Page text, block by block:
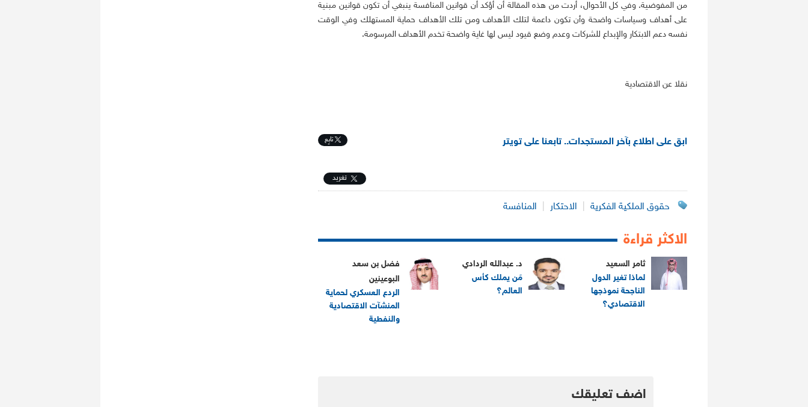
من المفوضية. وفي كل الأحوال، أردت من هذه المقالة أن أؤكد أن قوانين المنافسة ينبغي أن تكون قوانين مبنية
على أهداف وسياسات واضحة وأن تكون داعمة لتلك الأهداف ومن تلك الأهداف حماية المستهلك وفي الوقت
نفسه دعم الابتكار والإبداع للشركات وعدم وضع قيود ليس لها غاية واضحة تخدم الأهداف المرسومة.
نقلا عن الاقتصادية
ابق على اطلاع بآخر المستجدات.. تابعنا على تويتر تابِع
تغريد
حقوق الملكية الفكرية الاحتكار المنافسة
الاكثر قراءة
ثامر السعيد
لماذا تغير الدول
الناجحة نموذجها
الاقتصادي؟
د. عبدالله الردادي
مَن يملك كأس
العالم؟
فضل بن سعد
البوعينين
الردع العسكري لحماية
المنشآت الاقتصادية
والنفطية
اضف تعليقك